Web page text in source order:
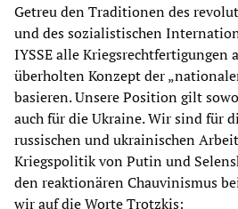
Getreu den Traditionen des
und des sozialistischen
IYSSE alle Kriegsrechtfertigungen
überholten Konzept der
basieren. Unsere Position gilt
auch für die Ukraine. Wir sind für
russischen und ukrainischen
Kriegspolitik von Putin und
den reaktionären Chauvinismus
wir auf die Worte Trotzkis: